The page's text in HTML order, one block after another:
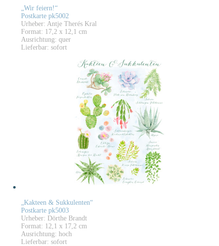
„Wir feiern!“
Postkarte pk5002
Urheber: Antje Therés Kral
Format: 17,2 x 12,1 cm
Ausrichtung: quer
Lieferbar: sofort
„Kakteen & Sukkulenten“
Postkarte pk5003
Urheber: Dörthe Brandt
Format: 12,1 x 17,2 cm
Ausrichtung: hoch
Lieferbar: sofort